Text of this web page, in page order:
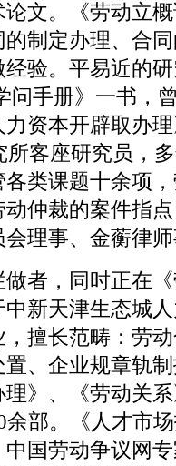
文。《劳动立
制定办理、合
验。平易近的
问手册》一书，
资本开辟取办
所客座研究员，
类课题十余项
仲裁的案件指
理事、金蘅律
，同时正在《
新天津生态城
擅长范畴：劳
、企业规章轨
》、《劳动关
部。《人才市
国劳动争议网